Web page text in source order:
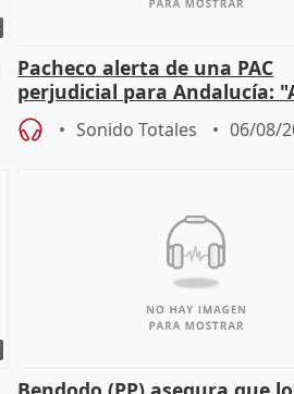
Pacheco alerta de una PAC
perjudicial para Andalucía:
agricultura hay que
Sonido Totales 06/08/